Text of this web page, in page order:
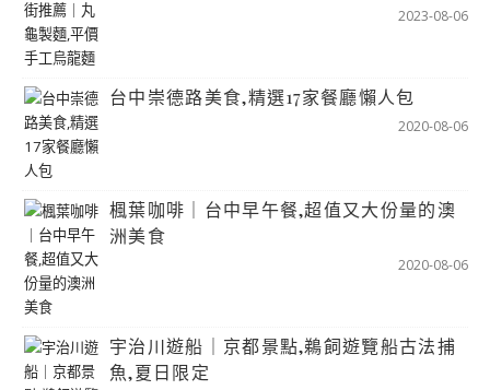
2023-08-06
台中崇德路美食,精選17家餐廳懶人包
2020-08-06
楓葉咖啡｜台中早午餐,超值又大份量的澳
洲美食
2020-08-06
宇治川遊船｜京都景點,鵜飼遊覽船古法捕
魚,夏日限定